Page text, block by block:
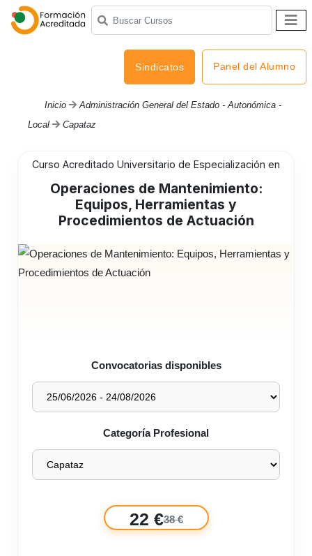
Sindicatos Panel del Alumno
Inicio
Administración General del Estado - Autonómica -
Local
Capataz
Curso Acreditado Universitario de Especialización en
Operaciones de Mantenimiento:
Equipos, Herramientas y
Procedimientos de Actuación
Convocatorias disponibles
Categoría Profesional
22 €38 €